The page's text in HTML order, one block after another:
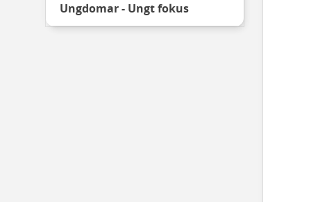
Ungdomar - Ungt fokus